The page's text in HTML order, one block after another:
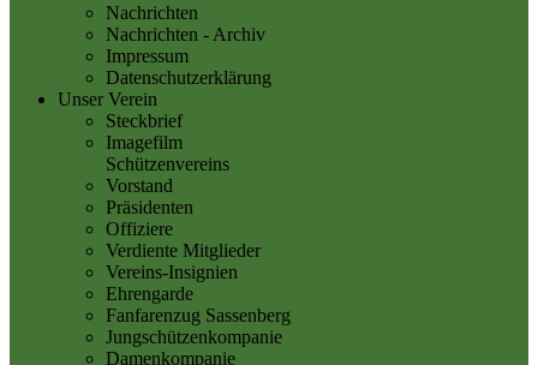
Nachrichten
Nachrichten - Archiv
Impressum
Datenschutzerklärung
Unser Verein
Steckbrief
Imagefilm
Schützenvereins
Vorstand
Präsidenten
Offiziere
Verdiente Mitglieder
Vereins-Insignien
Ehrengarde
Fanfarenzug Sassenberg
Jungschützenkompanie
Damenkompanie